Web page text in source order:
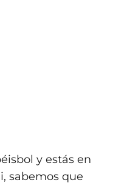
y estás en
sabemos que